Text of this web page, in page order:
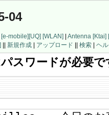
04
[e-mobile][UQ] [WLAN] | Antenna [Ktai]
|| 新規作成 | アップロード || 検索 | ヘ
スワードが必要で